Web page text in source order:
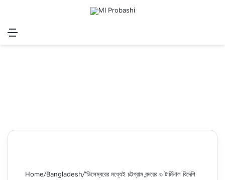
Menu
Home/Bangladesh/‘ডিসেম্বরের মধ্যেই চট্টগ্রাম বন্দরের ৩ টার্মিনাল বিদেশি